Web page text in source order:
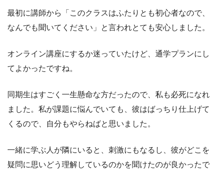
最初に講師から「このクラスはふたりとも初心者なので、
なんでも聞いてください」と言われとても安心しました。
オンライン講座にするか迷っていたけど、通学プランにし
てよかったですね。
同期生はすごく一生懸命な方だったので、私も必死になれ
ました。私が課題に悩んでいても、彼はばっちり仕上げて
くるので、自分もやらねばと思いました。
一緒に学ぶ人が隣にいると、刺激にもなるし、彼がどこを
疑問に思いどう理解しているのかを聞けたのが良かったで